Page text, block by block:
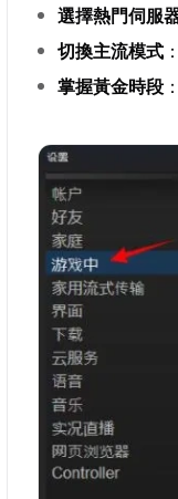
選擇熱門伺服
切換主流模式
掌握黃金時段